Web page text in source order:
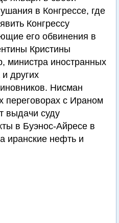
в Конгрессе, где
Конгрессу
его обвинения в
Кристины
министра иностранных
других
Нисман
переговорах с Ираном
выдачи суду
в Буэнос-Айресе в
иранские нефть и